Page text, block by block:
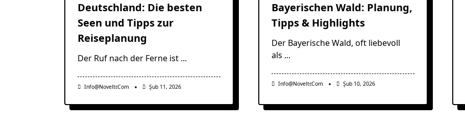
Deutschland: Die besten
Seen und Tipps zur
Reiseplanung
Der Ruf nach der Ferne ist ...
Info@noveltr.com Şub 11, 2026
Bayerischen Wald: Planung,
Tipps & Highlights
Der Bayerische Wald, oft liebevoll
als ...
Info@noveltr.com Şub 10, 2026